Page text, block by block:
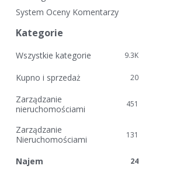
System Oceny Komentarzy
Kategorie
9.3K
Wszystkie kategorie
20
Kupno i sprzedaż
451
Zarządzanie
nieruchomościami
131
Zarządzanie
Nieruchomościami
24
Najem